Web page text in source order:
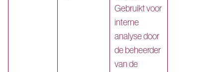
Gebruikt voor
interne
analyse door
de beheerder
van de